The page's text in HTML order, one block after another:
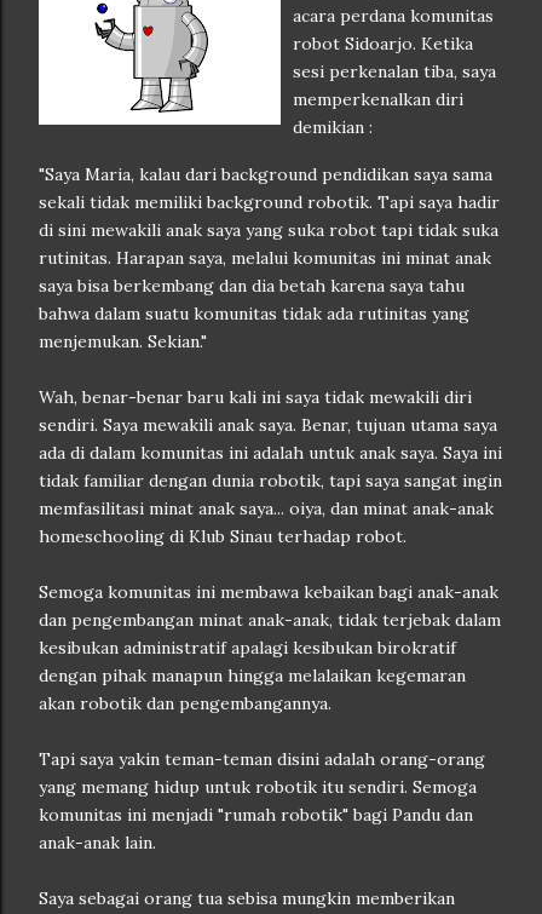
acara perdana komunitas
robot Sidoarjo. Ketika
sesi perkenalan tiba, saya
memperkenalkan diri
demikian :
"Saya Maria, kalau dari background pendidikan saya sama
sekali tidak memiliki background robotik. Tapi saya hadir
di sini mewakili anak saya yang suka robot tapi tidak suka
rutinitas. Harapan saya, melalui komunitas ini minat anak
saya bisa berkembang dan dia betah karena saya tahu
bahwa dalam suatu komunitas tidak ada rutinitas yang
menjemukan. Sekian."
Wah, benar-benar baru kali ini saya tidak mewakili diri
sendiri. Saya mewakili anak saya. Benar, tujuan utama saya
ada di dalam komunitas ini adalah untuk anak saya. Saya ini
tidak familiar dengan dunia robotik, tapi saya sangat ingin
memfasilitasi minat anak saya... oiya, dan minat anak-anak
homeschooling di Klub Sinau terhadap robot.
Semoga komunitas ini membawa kebaikan bagi anak-anak
dan pengembangan minat anak-anak, tidak terjebak dalam
kesibukan administratif apalagi kesibukan birokratif
dengan pihak manapun hingga melalaikan kegemaran
akan robotik dan pengembangannya.
Tapi saya yakin teman-teman disini adalah orang-orang
yang memang hidup untuk robotik itu sendiri. Semoga
komunitas ini menjadi "rumah robotik" bagi Pandu dan
anak-anak lain.
Saya sebagai orang tua sebisa mungkin memberikan